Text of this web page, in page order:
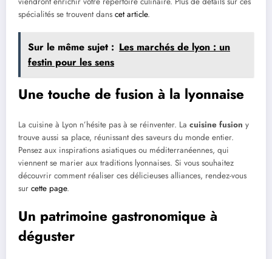
spécialités se trouvent dans cet article.
Sur le même sujet : Les marchés de lyon : un
festin pour les sens
Une touche de fusion à la lyonnaise
La cuisine à Lyon n’hésite pas à se réinventer. La cuisine fusion y
trouve aussi sa place, réunissant des saveurs du monde entier.
Pensez aux inspirations asiatiques ou méditerranéennes, qui
viennent se marier aux traditions lyonnaises. Si vous souhaitez
découvrir comment réaliser ces délicieuses alliances, rendez-vous
sur cette page.
Un patrimoine gastronomique à
déguster